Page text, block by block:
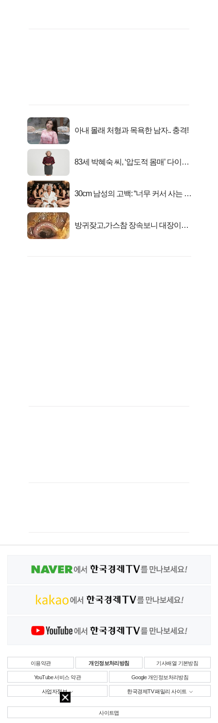
아내 몰래 처형과 목욕한 남자.. 충격!
83세 박혜숙 씨, ‘압도적 몸매’ 다이어
30cm 남성의 고백: “너무 커서 사는 게
방귀잦고,가스참 장속보니 대장이아
이용약관 개인정보처리방침 기사배열 기본방침
YouTube 서비스 약관 Google 개인정보처리방침
사업자정보 한국경제TV 패밀리 사이트
사이트맵